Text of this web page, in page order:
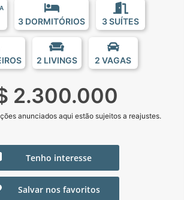
3 DORMITÓRIOS 3 SUÍTES
2 LIVINGS 2 VAGAS
2.300.000
anunciados aqui estão sujeitos a reajustes.
Tenho interesse
Salvar nos favoritos